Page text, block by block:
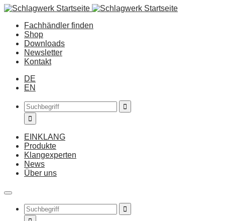
Fachhändler finden
Shop
Downloads
Newsletter
Kontakt
DE
EN
EINKLANG
Produkte
Klangexperten
News
Über uns